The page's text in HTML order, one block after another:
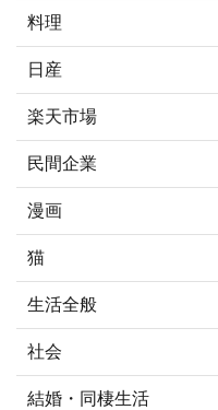
料理
日産
楽天市場
民間企業
漫画
猫
生活全般
社会
結婚・同棲生活